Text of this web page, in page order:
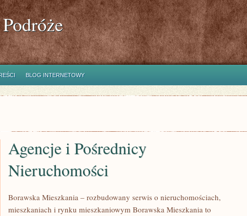
BLOG INTERNETOWY
Agencje i Pośrednicy
Nieruchomości
Borawska Mieszkania – rozbudowany serwis o nieruchomościach,
mieszkaniach i rynku mieszkaniowym Borawska Mieszkania to